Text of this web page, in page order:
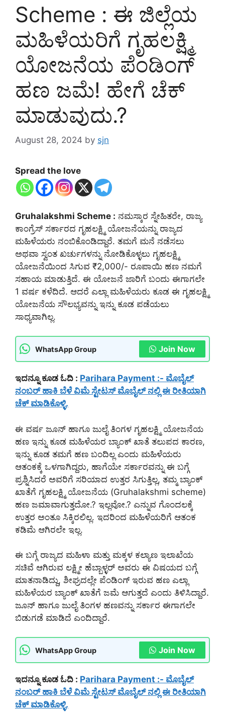
Scheme : ಈ ಜಿಲ್ಲೆಯ
ಮಹಿಳೆಯರಿಗೆ ಗೃಹಲಕ್ಷ್ಮಿ
ಯೋಜನೆಯ ಪೆಂಡಿಂಗ್
ಹಣ ಜಮೆ! ಹೇಗೆ ಚೆಕ್
ಮಾಡುವುದು.?
August 28, 2024 by sjn
Spread the love
Gruhalakshmi Scheme : ನಮಸ್ಕಾರ ಸ್ನೇಹಿತರೇ, ರಾಜ್ಯ
ಕಾಂಗ್ರೆಸ್ ಸರ್ಕಾರದ ಗೃಹಲಕ್ಷ್ಮಿ ಯೋಜನೆಯನ್ನು ರಾಜ್ಯದ
ಮಹಿಳೆಯರು ನಂಬಿಕೊಂಡಿದ್ದಾರೆ. ತಮಗೆ ಮನೆ ನಡೆಸಲು
ಅಥವಾ ಸ್ವಂತ ಖರ್ಚುಗಳನ್ನು ನೋಡಿಕೊಳ್ಳಲು ಗೃಹಲಕ್ಷ್ಮಿ
ಯೋಜನೆಯಿಂದ ಸಿಗುವ ₹2,000/- ರೂಪಾಯಿ ಹಣ ನಮಗೆ
ಸಹಾಯ ಮಾಡುತ್ತಿದೆ. ಈ ಯೋಜನೆ ಜಾರಿಗೆ ಬಂದು ಈಗಾಗಲೇ
1 ವರ್ಷ ಕಳೆದಿದೆ. ಆದರೆ ಎಲ್ಲಾ ಮಹಿಳೆಯರು ಕೂಡ ಈ ಗೃಹಲಕ್ಷ್ಮಿ
ಯೋಜನೆಯ ಸೌಲಭ್ಯವನ್ನು ಇನ್ನು ಕೂಡ ಪಡೆಯಲು
ಸಾಧ್ಯವಾಗಿಲ್ಲ.
WhatsApp Group Join Now
ಇದನ್ನೂ ಕೂಡ ಓದಿ : Parihara Payment :- ಮೊಬೈಲ್
ನಂಬರ್ ಹಾಕಿ ಬೆಳೆ ವಿಮೆ ಸ್ಟೇಟಸ್ ಮೊಬೈಲ್ ನಲ್ಲಿ ಈ ರೀತಿಯಾಗಿ
ಚೆಕ್ ಮಾಡಿಕೊಳ್ಳಿ.
ಈ ವರ್ಷ ಜೂನ್ ಹಾಗೂ ಜುಲೈ ತಿಂಗಳ ಗೃಹಲಕ್ಷ್ಮಿ ಯೋಜನೆಯ
ಹಣ ಇನ್ನು ಕೂಡ ಮಹಿಳೆಯರ ಬ್ಯಾಂಕ್ ಖಾತೆ ತಲುಪದ ಕಾರಣ,
ಇನ್ನು ಕೂಡ ತಮಗೆ ಹಣ ಬಂದಿಲ್ಲ ಎಂದು ಮಹಿಳೆಯರು
ಆತಂಕಕ್ಕೆ ಒಳಗಾಗಿದ್ದರು, ಹಾಗೆಯೇ ಸರ್ಕಾರವನ್ನು ಈ ಬಗ್ಗೆ
ಪ್ರಶ್ನಿಸಿದರೆ ಅವರಿಗೆ ಸರಿಯಾದ ಉತ್ತರ ಸಿಗುತ್ತಿಲ್ಲ, ತಮ್ಮ ಬ್ಯಾಂಕ್
ಖಾತೆಗೆ ಗೃಹಲಕ್ಷ್ಮಿ ಯೋಜನೆಯ (Gruhalakshmi scheme)
ಹಣ ಜಮಾವಾಗುತ್ತದೋ.? ಇಲ್ಲವೋ.? ಎನ್ನುವ ಗೊಂದಲಕ್ಕೆ
ಉತ್ತರ ಅಂತೂ ಸಿಕ್ಕಿರಲಿಲ್ಲ. ಇದರಿಂದ ಮಹಿಳೆಯರಿಗೆ ಆತಂಕ
ಕಡಿಮೆ ಆಗಿರಲೇ ಇಲ್ಲ.
ಈ ಬಗ್ಗೆ ರಾಜ್ಯದ ಮಹಿಳಾ ಮತ್ತು ಮಕ್ಕಳ ಕಲ್ಯಾಣ ಇಲಾಖೆಯ
ಸಚಿವೆ ಆಗಿರುವ ಲಕ್ಷ್ಮೀ ಹೆಬ್ಬಾಳ್ಳ‌ರ್ ಅವರು ಈ ವಿಷಯದ ಬಗ್ಗೆ
ಮಾತನಾಡಿದ್ದು, ಶೀಘ್ರದಲ್ಲೇ ಪೆಂಡಿಂಗ್ ಇರುವ ಹಣ ಎಲ್ಲಾ
ಮಹಿಳೆಯರ ಬ್ಯಾಂಕ್ ಖಾತೆಗೆ ಜಮೆ ಆಗುತ್ತದೆ ಎಂದು ತಿಳಿಸಿದ್ದಾರೆ.
ಜೂನ್ ಹಾಗೂ ಜುಲೈ ತಿಂಗಳ ಹಣವನ್ನು ಸರ್ಕಾರ ಈಗಾಗಲೇ
ಬಿಡುಗಡೆ ಮಾಡಿದೆ ಎಂದಿದ್ದಾರೆ.
WhatsApp Group Join Now
ಇದನ್ನೂ ಕೂಡ ಓದಿ : Parihara Payment :- ಮೊಬೈಲ್
ನಂಬರ್ ಹಾಕಿ ಬೆಳೆ ವಿಮೆ ಸ್ಟೇಟಸ್ ಮೊಬೈಲ್ ನಲ್ಲಿ ಈ ರೀತಿಯಾಗಿ
ಚೆಕ್ ಮಾಡಿಕೊಳ್ಳಿ.